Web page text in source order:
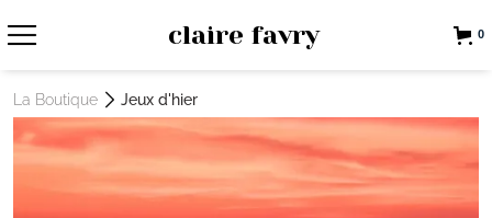
claire favry 0
La Boutique Jeux d'hier